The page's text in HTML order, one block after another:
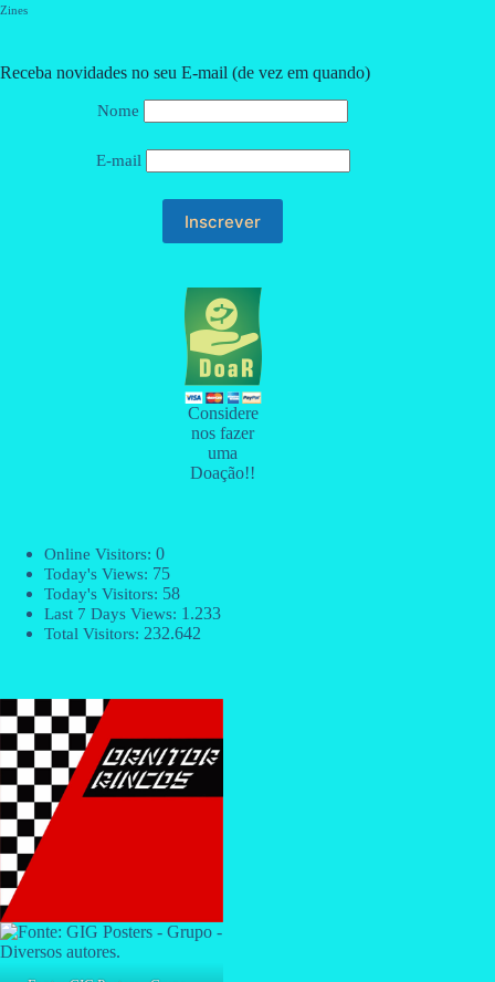
Zines
Receba novidades no seu E-mail (de vez em quando)
Nome
E-mail
Considere
nos fazer
uma
Doação!!
Online Visitors: 0
Today's Views: 75
Today's Visitors: 58
Last 7 Days Views: 1.233
Total Visitors: 232.642